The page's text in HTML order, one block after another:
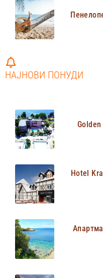
НАЈНОВИ ПОНУДИ
Hotel